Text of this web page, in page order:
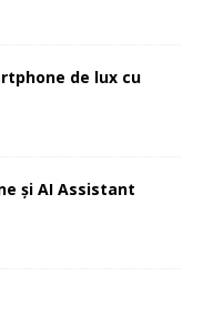
de lux cu
și AI Assistant